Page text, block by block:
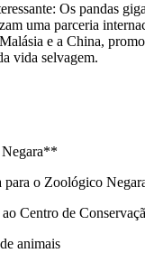
Os pandas
uma parceria
e a China,
vida selvagem.
para o Zoológico
ao Centro de
animais